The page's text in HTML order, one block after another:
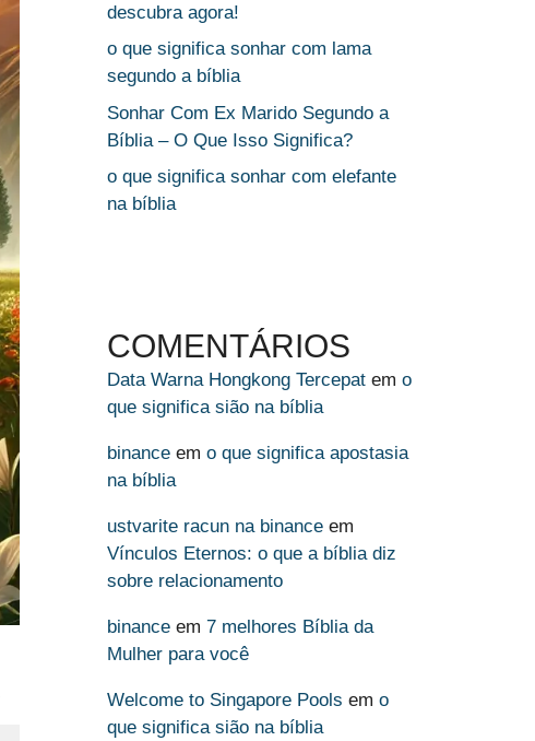
descubra agora!
o que significa sonhar com lama
segundo a bíblia
Sonhar Com Ex Marido Segundo a
Bíblia – O Que Isso Significa?
o que significa sonhar com elefante
na bíblia
COMENTÁRIOS
Data Warna Hongkong Tercepat em o
que significa sião na bíblia
binance em o que significa apostasia
na bíblia
ustvarite racun na binance em
Vínculos Eternos: o que a bíblia diz
sobre relacionamento
binance em 7 melhores Bíblia da
Mulher para você
Welcome to Singapore Pools em o
que significa sião na bíblia